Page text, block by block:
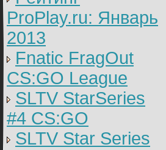
ProPlay.ru: Январь
2013
Fnatic FragOut
CS:GO League
SLTV StarSeries
#4 CS:GO
SLTV Star Series